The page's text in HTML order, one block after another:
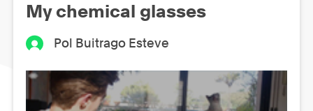
My chemical glasses
Pol Buitrago Esteve